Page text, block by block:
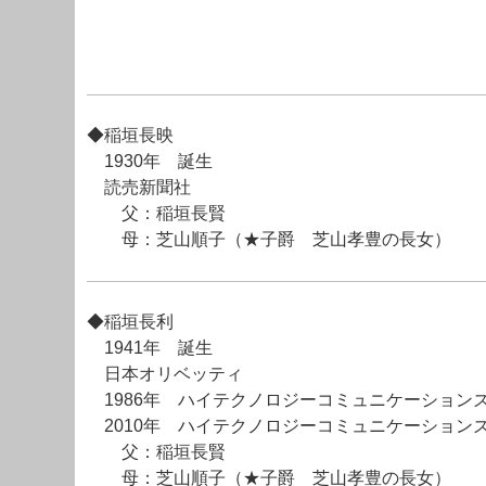
◆稲垣長映
1930年 誕生
読売新聞社
父：稲垣長賢
母：芝山順子（★子爵 芝山孝豊の長女）
◆稲垣長利
1941年 誕生
日本オリベッティ
1986年 ハイテクノロジーコミュニケーション
2010年 ハイテクノロジーコミュニケーション
父：稲垣長賢
母：芝山順子（★子爵 芝山孝豊の長女）